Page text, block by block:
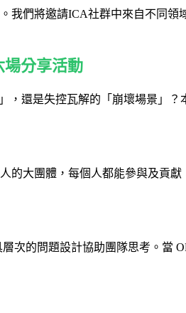
們將邀請ICA社群中來自不同
場分享活動
還是失控瓦解的「崩壞場景」
大團體，每個人都能參與及貢
的問題設計協助團隊思考。當